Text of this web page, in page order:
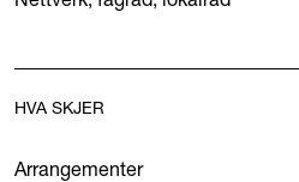
HVA SKJER
Arrangementer